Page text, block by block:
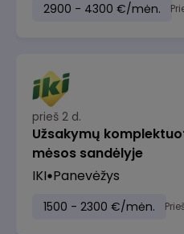
2900 - 4300 €/mėn.
prieš 2 d.
Užsakymų
mėsos sandėlyje
IKI Panevėžys
1500 - 2300 €/mėn.